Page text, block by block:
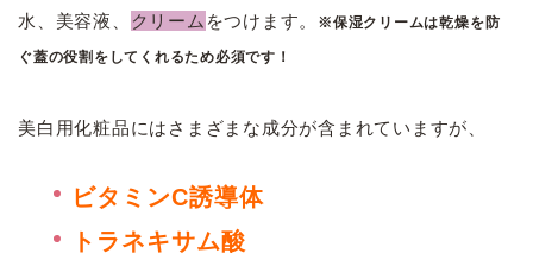
水、美容液、
クリーム をつけます。 ※保湿クリームは乾燥を防
ぐ蓋の役割をしてくれるため必須です！
美白用化粧品にはさまざまな成分が含まれていますが、
ビタミンC誘導体
トラネキサム酸